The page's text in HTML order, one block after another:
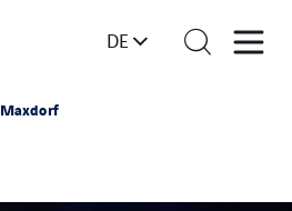
DE
Maxdorf